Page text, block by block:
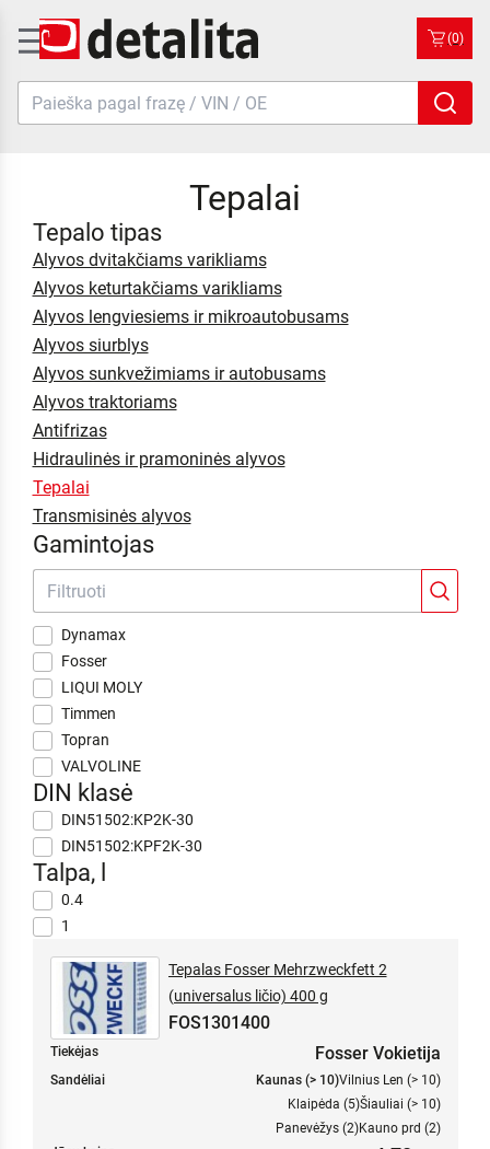
(0)
Tepalai
Tepalo tipas
Alyvos dvitakčiams varikliams
Alyvos keturtakčiams varikliams
Alyvos lengviesiems ir mikroautobusams
Alyvos siurblys
Alyvos sunkvežimiams ir autobusams
Alyvos traktoriams
Antifrizas
Hidraulinės ir pramoninės alyvos
Tepalai
Transmisinės alyvos
Gamintojas
Dynamax
Fosser
LIQUI MOLY
Timmen
Topran
VALVOLINE
DIN klasė
DIN51502:KP2K-30
DIN51502:KPF2K-30
Talpa, l
0.4
1
Tepalas Fosser Mehrzweckfett 2
(universalus ličio) 400 g
FOS1301400
Tiekėjas Fosser Vokietija
Sandėliai Kaunas (> 10)Vilnius Len (> 10)
Klaipėda (5)Šiauliai (> 10)
Panevėžys (2)Kauno prd (2)